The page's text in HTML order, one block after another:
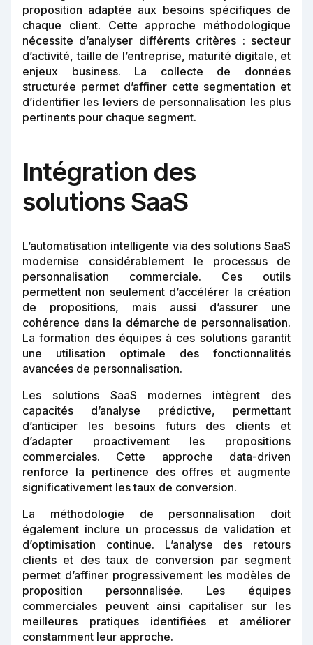
proposition adaptée aux besoins spécifiques de
chaque client. Cette approche méthodologique
nécessite d’analyser différents critères : secteur
d’activité, taille de l’entreprise, maturité digitale, et
enjeux business. La collecte de données
structurée permet d’affiner cette segmentation et
d’identifier les leviers de personnalisation les plus
pertinents pour chaque segment.
Intégration des
solutions SaaS
L’automatisation intelligente via des solutions SaaS
modernise considérablement le processus de
personnalisation commerciale. Ces outils
permettent non seulement d’accélérer la création
de propositions, mais aussi d’assurer une
cohérence dans la démarche de personnalisation.
La formation des équipes à ces solutions garantit
une utilisation optimale des fonctionnalités
avancées de personnalisation.
Les solutions SaaS modernes intègrent des
capacités d’analyse prédictive, permettant
d’anticiper les besoins futurs des clients et
d’adapter proactivement les propositions
commerciales. Cette approche data-driven
renforce la pertinence des offres et augmente
significativement les taux de conversion.
La méthodologie de personnalisation doit
également inclure un processus de validation et
d’optimisation continue. L’analyse des retours
clients et des taux de conversion par segment
permet d’affiner progressivement les modèles de
proposition personnalisée. Les équipes
commerciales peuvent ainsi capitaliser sur les
meilleures pratiques identifiées et améliorer
constamment leur approche.